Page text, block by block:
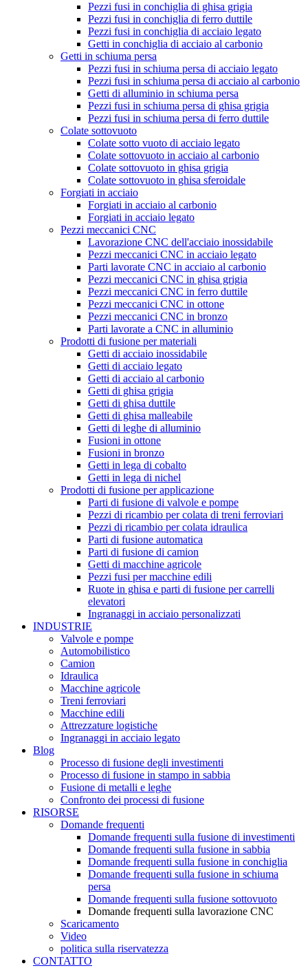
Pezzi fusi in conchiglia di ghisa grigia
Pezzi fusi in conchiglia di ferro duttile
Pezzi fusi in conchiglia di acciaio legato
Getti in conchiglia di acciaio al carbonio
Getti in schiuma persa
Pezzi fusi in schiuma persa di acciaio legato
Pezzi fusi in schiuma persa di acciaio al carbonio
Getti di alluminio in schiuma persa
Pezzi fusi in schiuma persa di ghisa grigia
Pezzi fusi in schiuma persa di ferro duttile
Colate sottovuoto
Colate sotto vuoto di acciaio legato
Colate sottovuoto in acciaio al carbonio
Colate sottovuoto in ghisa grigia
Colate sottovuoto in ghisa sferoidale
Forgiati in acciaio
Forgiati in acciaio al carbonio
Forgiati in acciaio legato
Pezzi meccanici CNC
Lavorazione CNC dell'acciaio inossidabile
Pezzi meccanici CNC in acciaio legato
Parti lavorate CNC in acciaio al carbonio
Pezzi meccanici CNC in ghisa grigia
Pezzi meccanici CNC in ferro duttile
Pezzi meccanici CNC in ottone
Pezzi meccanici CNC in bronzo
Parti lavorate a CNC in alluminio
Prodotti di fusione per materiali
Getti di acciaio inossidabile
Getti di acciaio legato
Getti di acciaio al carbonio
Getti di ghisa grigia
Getti di ghisa duttile
Getti di ghisa malleabile
Getti di leghe di alluminio
Fusioni in ottone
Fusioni in bronzo
Getti in lega di cobalto
Getti in lega di nichel
Prodotti di fusione per applicazione
Parti di fusione di valvole e pompe
Pezzi di ricambio per colata di treni ferroviari
Pezzi di ricambio per colata idraulica
Parti di fusione automatica
Parti di fusione di camion
Getti di macchine agricole
Pezzi fusi per macchine edili
Ruote in ghisa e parti di fusione per carrelli
elevatori
Ingranaggi in acciaio personalizzati
INDUSTRIE
Valvole e pompe
Automobilistico
Camion
Idraulica
Macchine agricole
Treni ferroviari
Macchine edili
Attrezzature logistiche
Ingranaggi in acciaio legato
Blog
Processo di fusione degli investimenti
Processo di fusione in stampo in sabbia
Fusione di metalli e leghe
Confronto dei processi di fusione
RISORSE
Domande frequenti
Domande frequenti sulla fusione di investimenti
Domande frequenti sulla fusione in sabbia
Domande frequenti sulla fusione in conchiglia
Domande frequenti sulla fusione in schiuma
persa
Domande frequenti sulla fusione sottovuoto
Domande frequenti sulla lavorazione CNC
Scaricamento
Video
politica sulla riservatezza
CONTATTO